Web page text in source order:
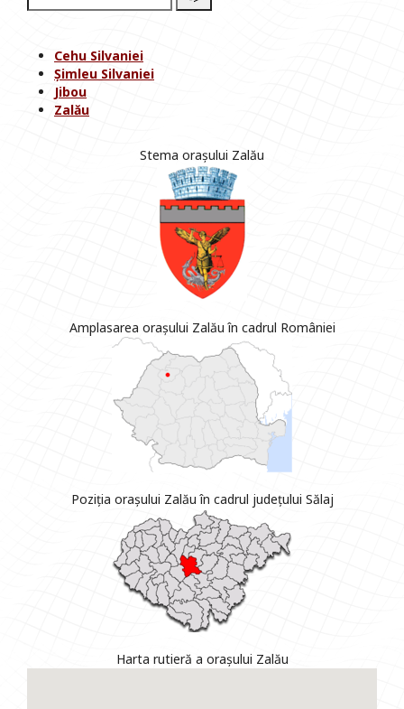
Cehu Silvaniei
Șimleu Silvaniei
Jibou
Zalău
Stema orașului Zalău
Amplasarea orașului Zalău în cadrul României
Poziția orașului Zalău în cadrul județului Sălaj
Harta rutieră a orașului Zalău